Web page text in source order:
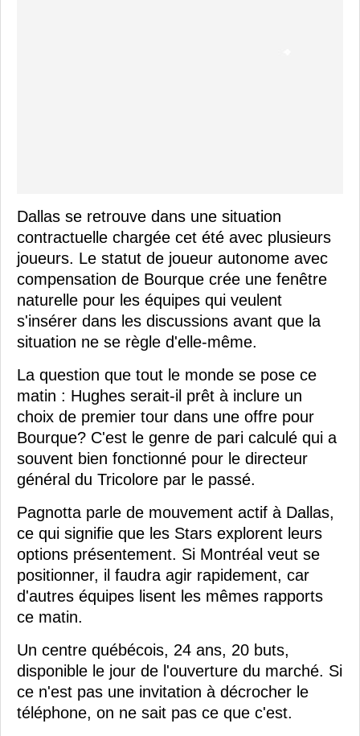
Dallas se retrouve dans une situation
contractuelle chargée cet été avec plusieurs
joueurs. Le statut de joueur autonome avec
compensation de Bourque crée une fenêtre
naturelle pour les équipes qui veulent
s'insérer dans les discussions avant que la
situation ne se règle d'elle-même.
La question que tout le monde se pose ce
matin : Hughes serait-il prêt à inclure un
choix de premier tour dans une offre pour
Bourque? C'est le genre de pari calculé qui a
souvent bien fonctionné pour le directeur
général du Tricolore par le passé.
Pagnotta parle de mouvement actif à Dallas,
ce qui signifie que les Stars explorent leurs
options présentement. Si Montréal veut se
positionner, il faudra agir rapidement, car
d'autres équipes lisent les mêmes rapports
ce matin.
Un centre québécois, 24 ans, 20 buts,
disponible le jour de l'ouverture du marché. Si
ce n'est pas une invitation à décrocher le
téléphone, on ne sait pas ce que c'est.